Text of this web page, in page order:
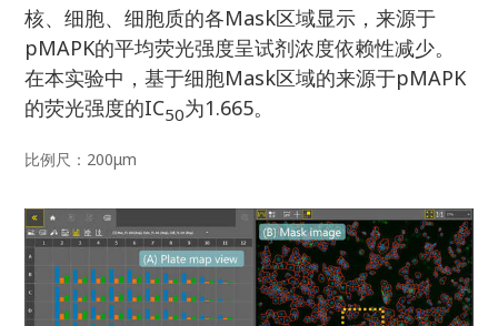
核、细胞、细胞质的各Mask区域显示，来源于
pMAPK的平均荧光强度呈试剂浓度依赖性减少。
在本实验中，基于细胞Mask区域的来源于pMAPK
的荧光强度的IC50为1.665。
比例尺：200μm